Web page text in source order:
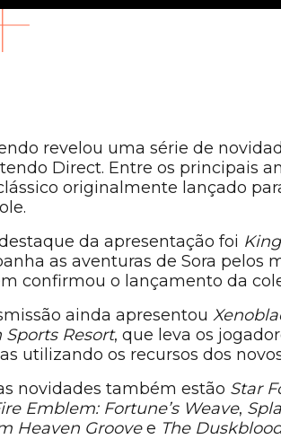
revelou uma série de
Direct. Entre os principais
originalmente lançado
da apresentação foi
as aventuras de Sora pelos
confirmou o lançamento da
ainda apresentou
Sports Resort, que leva os
utilizando os recursos dos
novidades também estão Star
Emblem: Fortune’s Weave,
Heaven Groovee The